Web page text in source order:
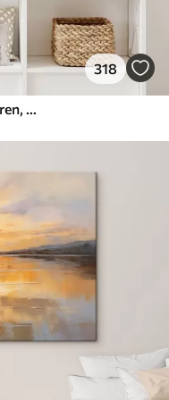
318
Absztrakció a vitorlásokkal a tengeren, akril stílusban, naplemente